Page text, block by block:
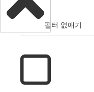
필터 없애기